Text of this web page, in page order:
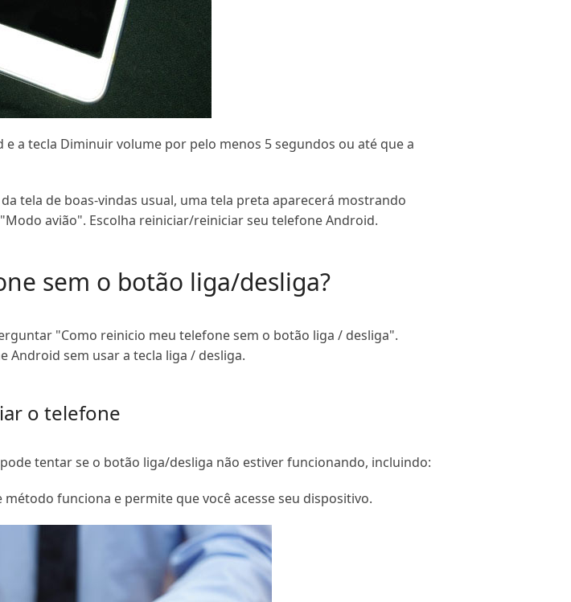
a tecla Diminuir volume por pelo menos 5 segundos ou até que a
tela de boas-vindas usual, uma tela preta aparecerá mostrando
avião". Escolha reiniciar/reiniciar seu telefone Android.
sem o botão liga/desliga?
"Como reinicio meu telefone sem o botão liga / desliga".
Android sem usar a tecla liga / desliga.
o telefone
tentar se o botão liga/desliga não estiver funcionando, incluindo:
funciona e permite que você acesse seu dispositivo.